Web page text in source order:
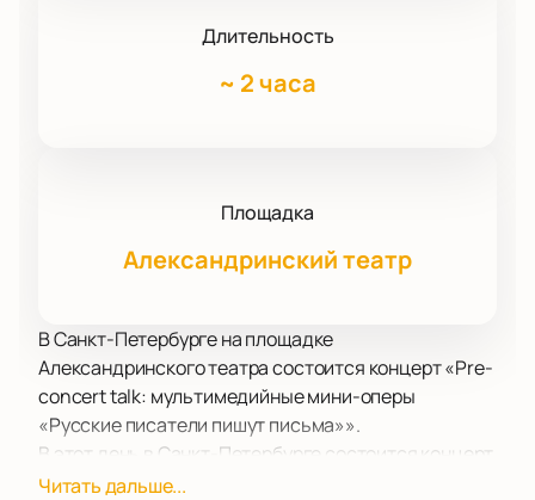
Длительность
~ 2 часа
Площадка
Александринский театр
В Санкт-Петербурге на площадке
Александринского театра состоится концерт «Pre-
concert talk: мультимедийные мини-оперы
«Русские писатели пишут письма»».
В этот день в Санкт-Петербурге состоится концерт
классической музыки в исполнении талантливых
Читать дальше...